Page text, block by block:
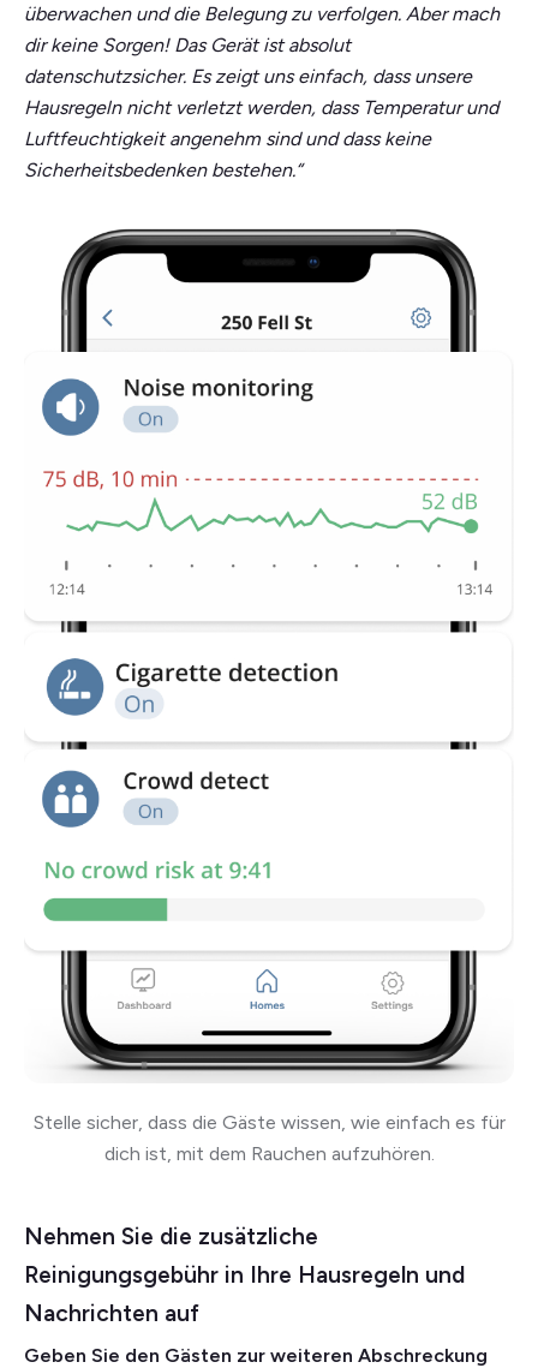
überwachen und die Belegung zu verfolgen. Aber mach
dir keine Sorgen! Das Gerät ist absolut
datenschutzsicher. Es zeigt uns einfach, dass unsere
Hausregeln nicht verletzt werden, dass Temperatur und
Luftfeuchtigkeit angenehm sind und dass keine
Sicherheitsbedenken bestehen.“
Stelle sicher, dass die Gäste wissen, wie einfach es für
dich ist, mit dem Rauchen aufzuhören.
Nehmen Sie die zusätzliche
Reinigungsgebühr in Ihre Hausregeln und
Nachrichten auf
Geben Sie den Gästen zur weiteren Abschreckung